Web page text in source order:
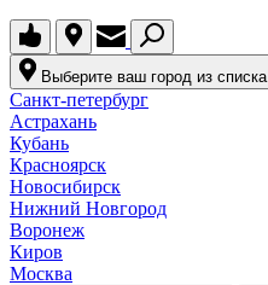
Выберите ваш город из списка
Санкт-петербург
Астрахань
Кубань
Красноярск
Новосибирск
Нижний Новгород
Воронеж
Киров
Москва